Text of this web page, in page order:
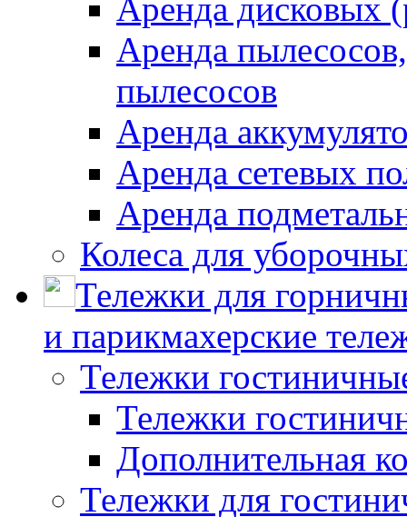
Аренда дисковых
Аренда
пылесосов
Аренда
Аренда сетевых
Аренда
Колеса для
Тележки для
и парикмахерские
Тележки
Тележки
Дополнительная
Тележки для